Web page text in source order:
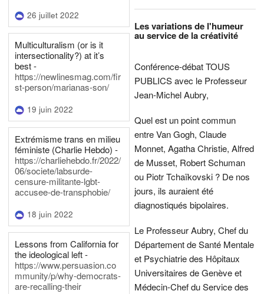
26 juillet 2022
Multiculturalism (or is it
intersectionality?) at it’s
best -
https://newlinesmag.com/fir
st-person/marianas-son/
19 juin 2022
Extrémisme trans en milieu
féministe (Charlie Hebdo) -
https://charliehebdo.fr/2022/
06/societe/labsurde-
censure-militante-lgbt-
accusee-de-transphobie/
18 juin 2022
Lessons from California for
the ideological left -
https://www.persuasion.co
mmunity/p/why-democrats-
are-recalling-their
Les variations de l'humeur
au service de la créativité
Conférence-débat TOUS
PUBLICS avec le Professeur
Jean-Michel Aubry,
Quel est un point commun
entre Van Gogh, Claude
Monnet, Agatha Christie, Alfred
de Musset, Robert Schuman
ou Piotr Tchaïkovski ? De nos
jours, ils auraient été
diagnostiqués bipolaires.
Le Professeur Aubry, Chef du
Département de Santé Mentale
et Psychiatrie des Hôpitaux
Universitaires de Genève et
Médecin-Chef du Service des